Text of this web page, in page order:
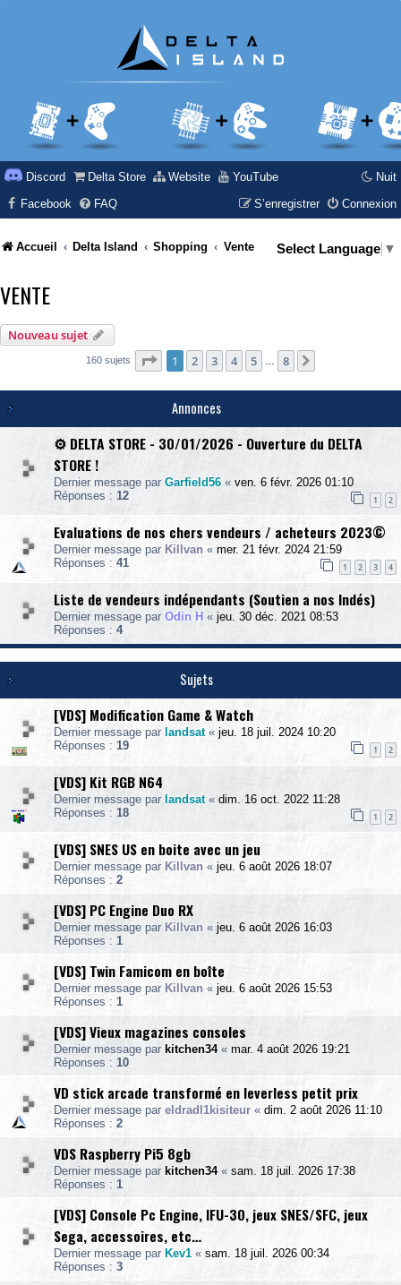
Nuit
Discord Delta Store Website
YouTube
Facebook
FAQ Connexion
S’enregistrer
Accueil Delta Island Shopping Vente Select Language ▼
VENTE
Nouveau sujet
160 sujets Page 1sur8
1 2 3 4 5 8
Annonces
⚙️ DELTA STORE - 30/01/2026 - Ouverture du DELTA
STORE !
Dernier message par Garfield56 « ven. 6 févr. 2026 01:10
Réponses : 12 1 2
Evaluations de nos chers vendeurs / acheteurs 2023©
Dernier message par Killvan « mer. 21 févr. 2024 21:59
Réponses : 41 1 2 3 4
Liste de vendeurs indépendants (Soutien a nos Indés)
Dernier message par Odin H « jeu. 30 déc. 2021 08:53
Réponses : 4
Sujets
[VDS] Modification Game & Watch
Dernier message par landsat« jeu. 18 juil. 2024 10:20
Réponses : 19 1 2
[VDS] Kit RGB N64
Dernier message par landsat« dim. 16 oct. 2022 11:28
Réponses : 18 1 2
[VDS] SNES US en boite avec un jeu
Dernier message par Killvan « jeu. 6 août 2026 18:07
Réponses : 2
[VDS] PC Engine Duo RX
Dernier message par Killvan « jeu. 6 août 2026 16:03
Réponses : 1
[VDS] Twin Famicom en boîte
Dernier message par Killvan « jeu. 6 août 2026 15:53
Réponses : 1
[VDS] Vieux magazines consoles
Dernier message par kitchen34« mar. 4 août 2026 19:21
Réponses : 10
VD stick arcade transformé en leverless petit prix
Dernier message par eldradl1kisiteur « dim. 2 août 2026 11:10
Réponses : 2
VDS Raspberry Pi5 8gb
Dernier message par kitchen34« sam. 18 juil. 2026 17:38
Réponses : 1
[VDS] Console Pc Engine, IFU-30, jeux SNES/SFC, jeux
Sega, accessoires, etc…
Dernier message par Kev1 « sam. 18 juil. 2026 00:34
Réponses : 3